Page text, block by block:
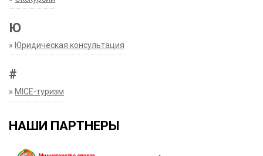
Ю
» Юридическая консультация
#
» MICE-туризм
НАШИ ПАРТНЕРЫ